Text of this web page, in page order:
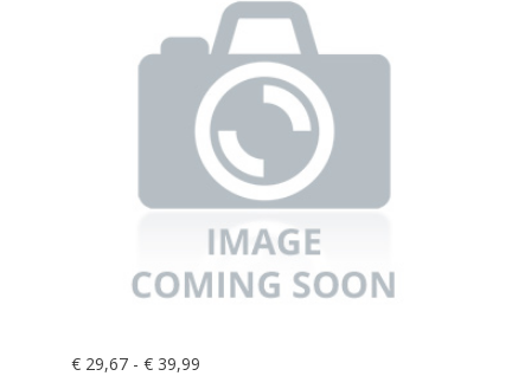
€ 29,67 - € 39,99